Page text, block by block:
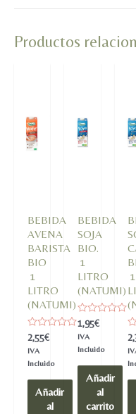
750ml
Productos
BEBIDA
AVENA
BARISTA
BIO
1
LITRO
(NATUMI)
Valorado
en
0
de
2,55€
IVA
Incluido
Añadir
al
BEBIDA
SOJA
BIO.
1
LITRO
(NATUMI)
Valorado
en
0
de
1,95€
IVA
Incluido
Añadir
al
carrito
1
0